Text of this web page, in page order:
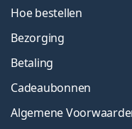
Hoe bestellen
Bezorging
Betaling
Cadeaubonnen
Algemene